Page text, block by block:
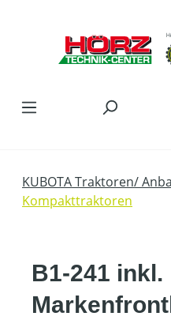
KUBOTA Traktoren/
Kompakttraktoren
B1-241 inkl.